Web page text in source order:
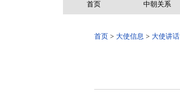
首页 中朝关系
首页 > 大使信息 > 大使讲话